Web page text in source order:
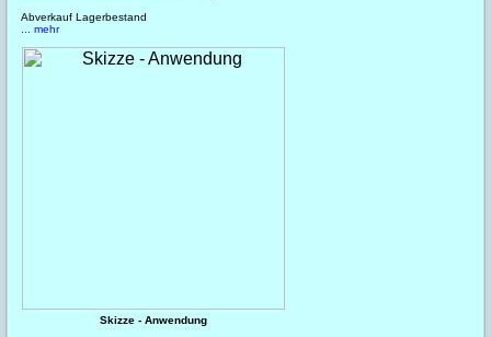
Abverkauf Lagerbestand
... mehr
Skizze - Anwendung